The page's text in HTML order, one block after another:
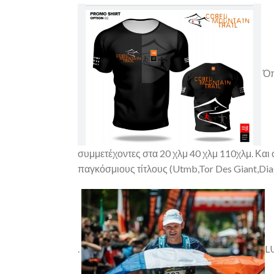
συμμετέχοντες στα 20 χλμ 40 χλμ 110χλμ. Και
παγκόσμιους τίτλους (Utmb,Tor Des
.